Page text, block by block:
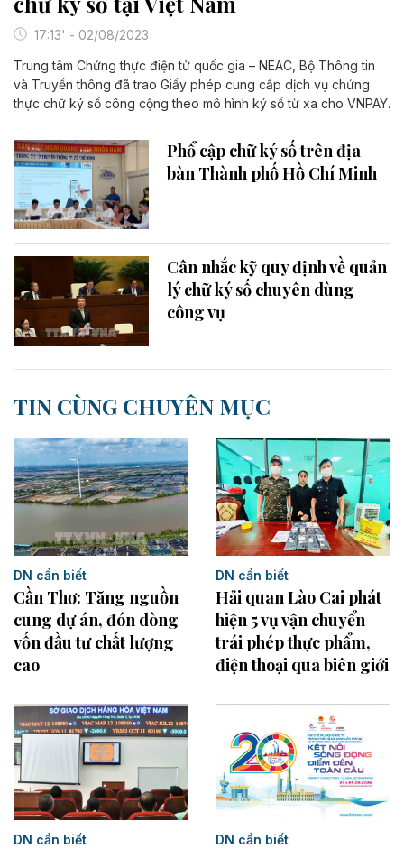
17:13' - 02/08/2023
Trung tâm Chứng thực điện tử quốc gia – NEAC, Bộ Thông tin
và Truyền thông đã trao Giấy phép cung cấp dịch vụ chứng
thực chữ ký số công cộng theo mô hình ký số từ xa cho VNPAY.
Phổ cập chữ ký số trên địa
bàn Thành phố Hồ Chí Minh
Cân nhắc kỹ quy định về quản
lý chữ ký số chuyên dùng
công vụ
TIN CÙNG CHUYÊN MỤC
DN cần biết
Cần Thơ: Tăng nguồn
cung dự án, đón dòng
vốn đầu tư chất lượng
cao
DN cần biết
Hải quan Lào Cai phát
hiện 5 vụ vận chuyển
trái phép thực phẩm,
điện thoại qua biên giới
DN cần biết DN cần biết